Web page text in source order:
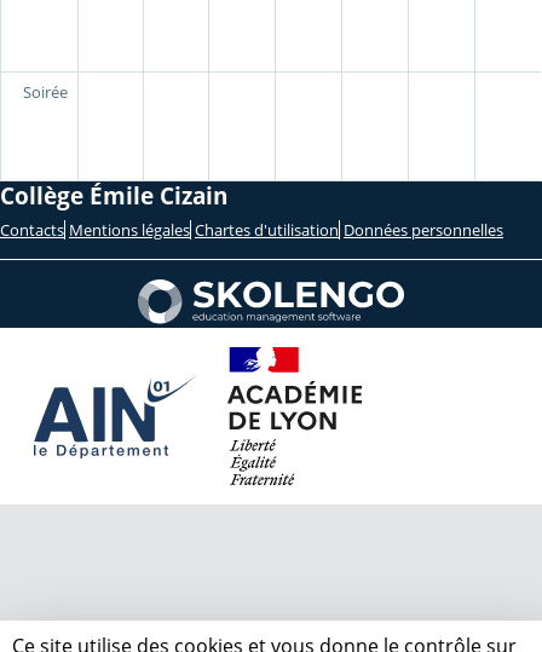
Soirée
Collège Émile Cizain
Contacts Mentions légales Chartes d'utilisation Données personnelles
Ce site utilise des cookies et vous donne le contrôle sur